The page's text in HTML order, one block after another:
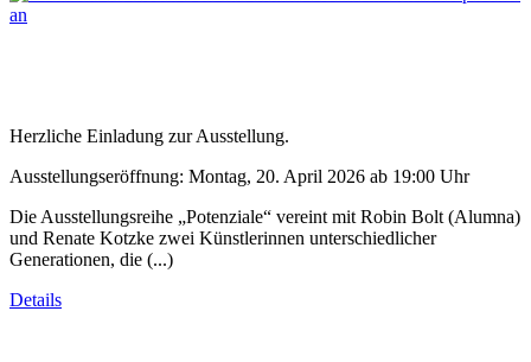
Herzliche Einladung zur Ausstellung.
Ausstellungseröffnung: Montag, 20. April 2026 ab 19:00 Uhr
Die Ausstellungsreihe „Potenziale“ vereint mit Robin Bolt (Alumna)
und Renate Kotzke zwei Künstlerinnen unterschiedlicher
Generationen, die (...)
Details